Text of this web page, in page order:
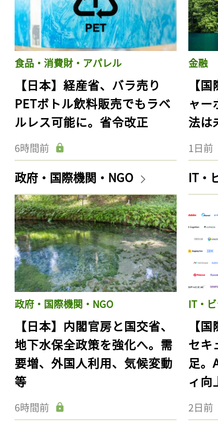
食品・消費財・アパレル
【日本】経産省、バラ売り
PETボトル飲料販売でもラベ
ルレス可能に。省令改正
6時間前
金融
【
ャー
法は
1日前
政府・国際機関・NGO
政府・国際機関・NGO
【日本】内閣官房と国交省、
地下水保全政策を強化へ。需
要増、外国人利用、気候変動
等
6時間前
IT・
IT・
【
セキ
足。
ィ向
2日前